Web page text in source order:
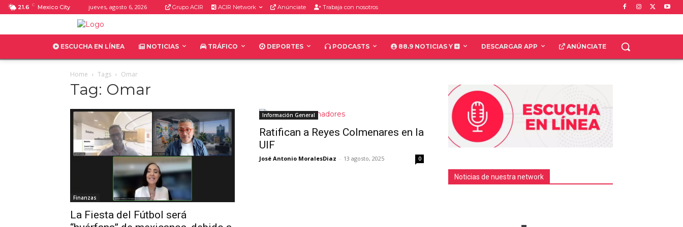
21.6 C Mexico City jueves, agosto 6, 2026 Grupo ACIR ACIR Network Anúnciate Trabaja con nosotros
ESCUCHA EN LÍNEA NOTICIAS TRÁFICO DEPORTES PODCASTS 88.9 NOTICIAS Y DESCARGAR APP ANÚNCIATE
Home Tags Omar
Tag: Omar
Finanzas
La Fiesta del Fútbol será
Información General
Ratifican a Reyes Colmenares en la
UIF
José Antonio MoralesDiaz - 13 agosto, 2025 0
Noticias de nuestra network